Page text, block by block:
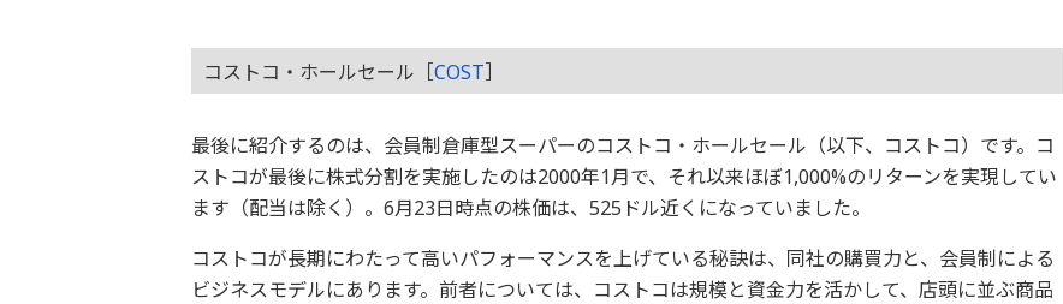
コストコ・ホールセール［COST］
最後に紹介するのは、会員制倉庫型スーパーのコストコ・ホールセール（以下、コストコ）です。コ
ストコが最後に株式分割を実施したのは2000年1月で、それ以来ほぼ1,000%のリターンを実現してい
ます（配当は除く）。6月23日時点の株価は、525ドル近くになっていました。
コストコが長期にわたって高いパフォーマンスを上げている秘訣は、同社の購買力と、会員制による
ビジネスモデルにあります。前者については、コストコは規模と資金力を活かして、店頭に並ぶ商品